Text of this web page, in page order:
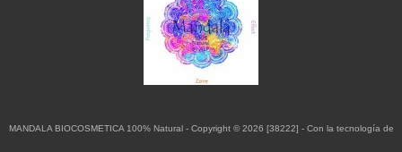
MANDALA BIOCOSMETICA 100% Natural - Copyright © 2026 [38222] - Con la tecnología de